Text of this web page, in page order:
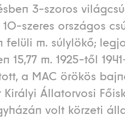
3-szoros
10-szeres országos
felüli m. súlylökő;
15,77 m. 1925-től
a MAC örökös
Királyi Állatorvosi
volt körzeti